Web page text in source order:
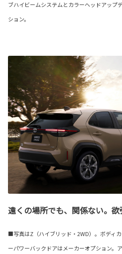
ブハイビームシステムとカラーヘッドアップ
ション。
遠くの場所でも、関係ない。欲
■写真はZ（ハイブリッド・2WD）。ボディ
ーパワーバックドアはメーカーオプション。